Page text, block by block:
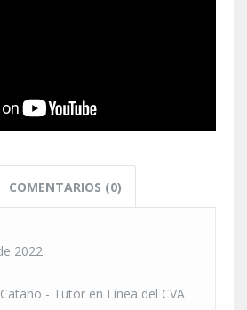
COMENTARIOS (0)
2022
- Tutor en Línea del CVA